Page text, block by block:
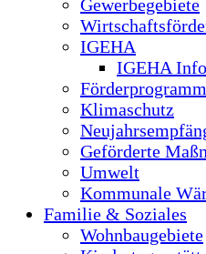
Gewerbegebiete
IGEHA
IGEHA
Klimaschutz
Geförderte
Umwelt
Kommunale
Familie & Soziales
Wohnbaugebiete